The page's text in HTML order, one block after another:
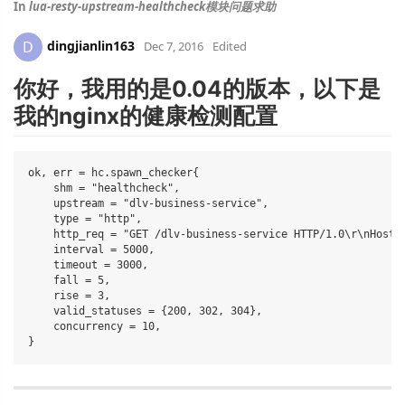
In lua-resty-upstream-healthcheck模块问题求助
D dingjianlin163 Dec 7, 2016 Edited
你好，我用的是0.04的版本，以下是
我的nginx的健康检测配置
ok, err = hc.spawn_checker{
    shm = "healthcheck",
    upstream = "dlv-business-service",
    type = "http",
http_req = "GET /dlv-business-service HTTP/
    interval = 5000,
    timeout = 3000,
    fall = 5,
    rise = 3,
    valid_statuses = {200, 302, 304},
    concurrency = 10,